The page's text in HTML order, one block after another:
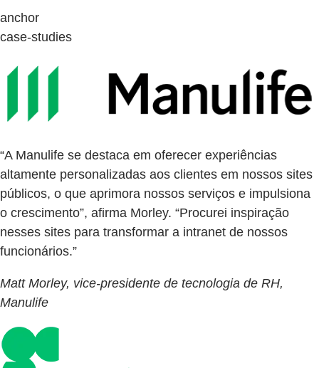
anchor
case-studies
“A Manulife se destaca em oferecer experiências
altamente personalizadas aos clientes em nossos sites
públicos, o que aprimora nossos serviços e impulsiona
o crescimento”, afirma Morley. “Procurei inspiração
nesses sites para transformar a intranet de nossos
funcionários.”
Matt Morley, vice-presidente de tecnologia de RH,
Manulife